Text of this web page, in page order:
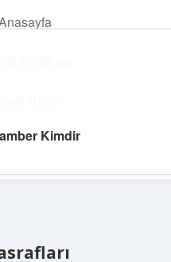
Durağı
Kimdir